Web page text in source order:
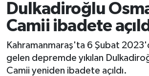
Dulkadiroğlu
Camii ibadete
Kahramanmaraş'ta 6 Şubat
gelen depremde yıkılan
Camii yeniden ibadete açıldı.